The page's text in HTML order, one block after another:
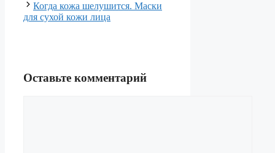
Когда кожа шелушится. Маски
для сухой кожи лица
Оставьте комментарий